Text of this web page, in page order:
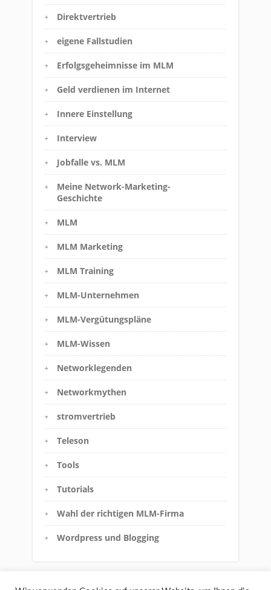
Direktvertrieb
eigene Fallstudien
Erfolgsgeheimnisse im MLM
Geld verdienen im Internet
Innere Einstellung
Interview
Jobfalle vs. MLM
Meine Network-Marketing-
Geschichte
MLM
MLM Marketing
MLM Training
MLM-Unternehmen
MLM-Vergütungspläne
MLM-Wissen
Networklegenden
Networkmythen
stromvertrieb
Teleson
Tools
Tutorials
Wahl der richtigen MLM-Firma
Wordpress und Blogging